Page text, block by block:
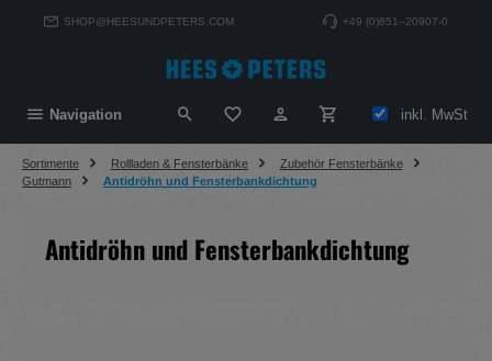
springenSHOP@HEESUNDPETERS.COM +49 (0)651–20907-0
Navigation Du hast 0 Produkte auf deminkl. MwSt
Sortimente Rollladen & Fensterbänke
Zubehör Fensterbänke
Gutmann
Antidröhn und Fensterbankdichtung
Antidröhn und Fensterbankdichtung